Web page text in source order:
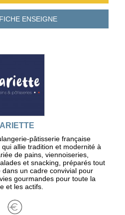
ENSEIGNE
pâtisserie française
allie tradition et modernité à
de pains, viennoiseries,
et snacking, préparés tout
un cadre convivial pour
gourmandes pour toute la
et les actifs.